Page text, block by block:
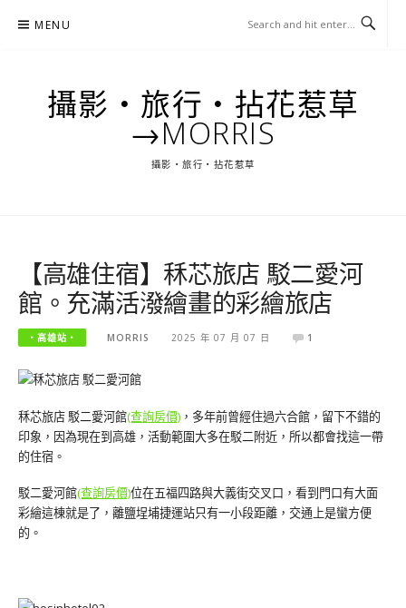
MENU
攝影‧旅行‧拈花惹草
→MORRIS
攝影‧旅行‧拈花惹草
【高雄住宿】秝芯旅店 駁二愛河
館。充滿活潑繪畫的彩繪旅店
‧高雄站‧ MORRIS 2025 年 07 月 07 日 1
秝芯旅店 駁二愛河館(查詢房價) ，多年前曾經住過六合館，留下不錯的
印象，因為現在到高雄，活動範圍大多在駁二附近，所以都會找這一帶
的住宿。
駁二愛河館(查詢房價)位在五福四路與大義街交叉口，看到門口有大面
彩繪這棟就是了，離鹽埕埔捷運站只有一小段距離，交通上是蠻方便
的。